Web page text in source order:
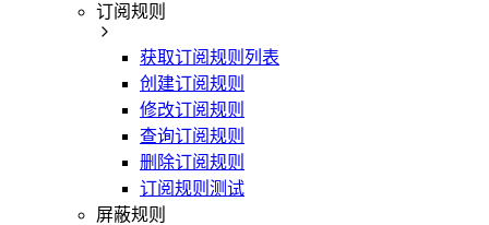
订阅规则
获取订阅规则列表
创建订阅规则
修改订阅规则
查询订阅规则
删除订阅规则
订阅规则测试
屏蔽规则